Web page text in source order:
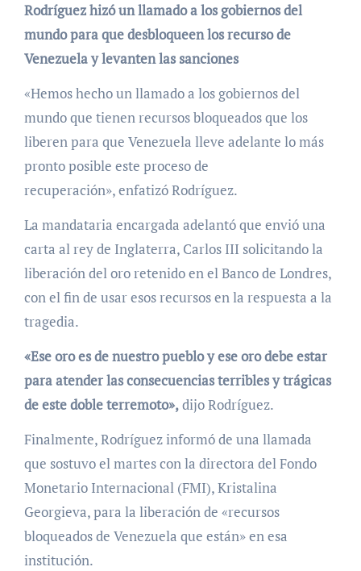
Rodríguez hizó un llamado a los gobiernos del
mundo para que desbloqueen los recurso de
Venezuela y levanten las sanciones
«Hemos hecho un llamado a los gobiernos del
mundo que tienen recursos bloqueados que los
liberen para que Venezuela lleve adelante lo más
pronto posible este proceso de
recuperación», enfatizó Rodríguez.
La mandataria encargada adelantó que envió una
carta al rey de Inglaterra, Carlos III solicitando la
liberación del oro retenido en el Banco de Londres,
con el fin de usar esos recursos en la respuesta a la
tragedia.
«Ese oro es de nuestro pueblo y ese oro debe estar
para atender las consecuencias terribles y trágicas
de este doble terremoto»,dijo Rodríguez.
Finalmente, Rodríguez informó de una llamada
que sostuvo el martes con la directora del Fondo
Monetario Internacional (FMI), Kristalina
Georgieva, para la liberación de «recursos
bloqueados de Venezuela que están» en esa
institución.